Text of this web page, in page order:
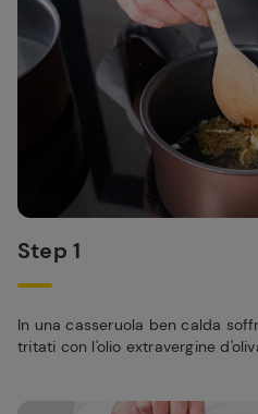
Step 1
In una casseruola ben calda
tritati con l'olio extravergine